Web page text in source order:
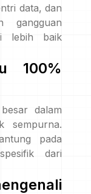
data, dan
gangguan
lebih baik
100%
dalam
sempurna.
pada
dari